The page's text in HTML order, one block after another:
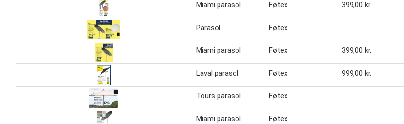
Miami parasol Føtex 399,00 kr.
Parasol Føtex
Miami parasol Føtex 399,00 kr.
Laval parasol Føtex 999,00 kr.
Tours parasol Føtex
Miami parasol Føtex